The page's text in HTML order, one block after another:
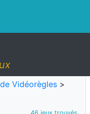
Vidéorègles >